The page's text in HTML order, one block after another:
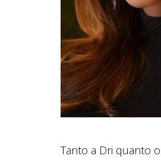
Tanto a Dri quanto